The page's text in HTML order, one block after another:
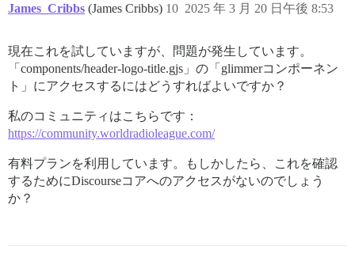
James_Cribbs (James Cribbs) 2025 年 3 月 20 日午後 8:53
10
現在これを試していますが、問題が発生しています。
「components/header-logo-title.gjs」の「glimmerコンポーネン
ト」にアクセスするにはどうすればよいですか？
私のコミュニティはこちらです：
https://community.worldradioleague.com/
有料プランを利用しています。もしかしたら、これを確認
するためにDiscourseコアへのアクセスがないのでしょう
か？